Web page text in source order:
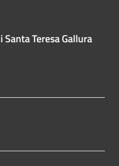
Santa Teresa Gallura